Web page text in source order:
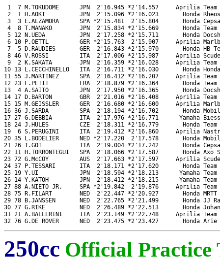
1  7 M.TOKUDOME      JPN  2'16.945 *2'14.557     Aprilia
2  1 H.AOKI          JPN  2'15.096 *2'16.023       Honda Rheos
3  3 E.ALZAMORA      SPA *2'15.481  2'15.804       Honda
4  8 T.MANAKO        JPN  2'15.834 *2'15.669       Honda Team
5 12 N.UEDA          JPN  2'17.258 *2'15.711       Honda
6 10 P.OETTL         GER *2'15.763  2'15.907     Aprilia
7  5 D.RAUDIES       GER  2'16.843 *2'15.970       Honda HB
8 46 V.ROSSI         ITA  2'17.006 *2'15.987     Aprilia
9  2 K.SAKATA        JPN  2'16.359 *2'16.028     Aprilia Team
10 13 L.CECCHINELLO   ITA  2'16.711 *2'16.030       Honda Honda
11 55 J.MARTINEZ      SPA  2'16.412 *2'16.207     Aprilia
12 23 F.PETIT         FRA  2'18.879 *2'16.364       Honda Team
13  4 A.SAITO         JPN  2'17.950 *2'16.365       Honda
14 17 D.BARTON        GBR  2'21.016 *2'16.408     Aprilia
15 15 M.GEISSLER      GER  2'16.680 *2'16.600     Aprilia
16 36 J.SARDA         SPA  2'18.194 *2'16.702       Honda Mobil
17 27 G.DEBBIA        ITA  2'17.976 *2'16.771      Yamaha
18 24 J.HULES         CZE  2'18.311 *2'16.779       Honda
19  6 S.PERUGINI      ITA  2'19.412 *2'16.860     Aprilia
20 35 L.BODELIER      NED *2'17.220  2'17.578       Honda Mobil
21 26 I.GOI           ITA  2'19.004 *2'17.242       Honda Cepsa
22 11 H.TORRONTEGUI   SPA  2'18.066 *2'17.587       Honda Axo
23 72 G.McCOY         AUS  2'17.663 *2'17.597     Aprilia
24 37 P.TESSARI       ITA  2'18.171 *2'17.620       Honda
25 19 Y.UI            JPN  2'18.594 *2'18.213      Yamaha Team
26 14 Y.KATOH         JPN  2'18.412 *2'18.215      Yamaha Team
27 88 A.NIETO JR.     SPA *2'19.842  2'19.876     Aprilia
28 75 R.FILART        NED  2'22.447 *2'20.927       Honda MRTT
29 78 B.JANSSEN       NED  2'22.765 *2'21.499       Honda JJ
30 77 G.RIKE          NED  2'26.489 *2'22.513       Honda Johan
31 21 A.BALLERINI     ITA  2'23.149 *2'22.748     Aprilia
32 76 G.DE ROVER      NED  2'23.475 *2'23.427       Honda Arie
250cc Official Practice